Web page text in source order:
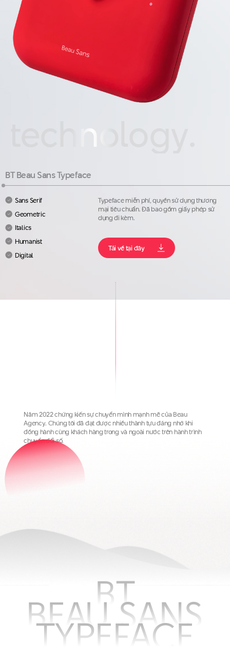
technology.
BT Beau Sans Typeface
Sans Serif
Geometric
Italics
Humanist
Digital
Typeface miễn phí, quyền sử dụng thương
mại tiêu chuẩn. Đã bao gồm giấy phép sử
dụng đi kèm.
Tải về tại đây
Năm 2022 chứng kiến sự chuyển mình mạnh mẽ của Beau
Agency. Chúng tôi đã đạt được nhiều thành tựu đáng nhớ khi
đồng hành cùng khách hàng trong và ngoài nước trên hành trình
chuyển đổi số.
BT
BEAU SANS
TYPEFACE